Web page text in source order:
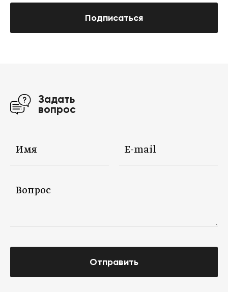
Подписаться
Задать
вопрос
Отправить